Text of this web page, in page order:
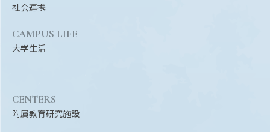
社会連携
CAMPUS LIFE
大学生活
CENTERS
附属教育研究施設